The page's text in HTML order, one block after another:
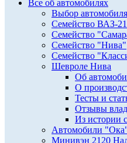
Все об автомобилях
Выбор автомобиля
Семейство ВАЗ-
Семейство
Семейство "Нива"
Семейство
Шевроле Нива
Об
О
Тесты и
Отзывы
Из истории
Автомобили
Минивэн 2120